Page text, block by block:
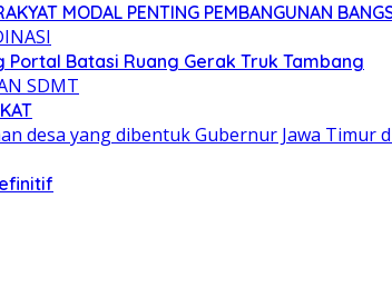
MODAL PENTING PEMBANGUNAN
Portal Batasi Ruang Gerak Truk Tambang